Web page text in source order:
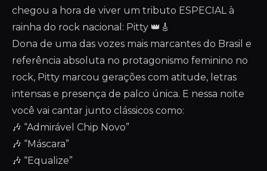
chegou a hora de viver um tributo ESPECIAL à
rainha do rock nacional: Pitty 👑🎸
Dona de uma das vozes mais marcantes do Brasil e
referência absoluta no protagonismo feminino no
rock, Pitty marcou gerações com atitude, letras
intensas e presença de palco única. E nessa noite
você vai cantar junto clássicos como:
🎶 “Admirável Chip Novo”
🎶 “Máscara”
🎶 “Equalize”